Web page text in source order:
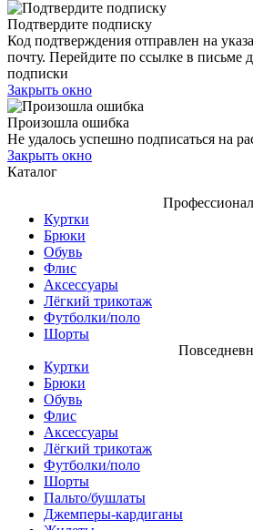
Подтвердите подписку
Код подтверждения отправлен на
почту. Перейдите по ссылке в письме
подписки
Закрыть окно
Произошла ошибка
Не удалось успешно подписаться на
Закрыть окно
Каталог
Куртки
Брюки
Обувь
Флис
Аксессуары
Лёгкий трикотаж
Футболки/поло
Шорты
Куртки
Брюки
Обувь
Флис
Аксессуары
Лёгкий трикотаж
Футболки/поло
Шорты
Пальто/бушлаты
Джемперы-кардиганы